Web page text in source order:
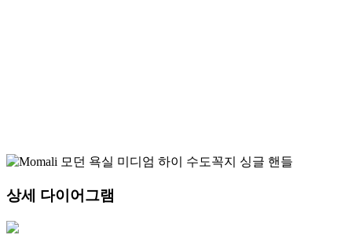
상세 다이어그램